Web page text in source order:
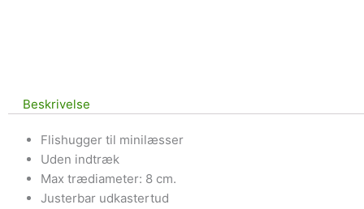
Beskrivelse
Flishugger til minilæsser
Uden indtræk
Max trædiameter: 8 cm.
Justerbar udkastertud